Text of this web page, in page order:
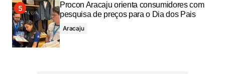
Procon Aracaju orienta consumidores com
pesquisa de preços para o Dia dos Pais
Aracaju